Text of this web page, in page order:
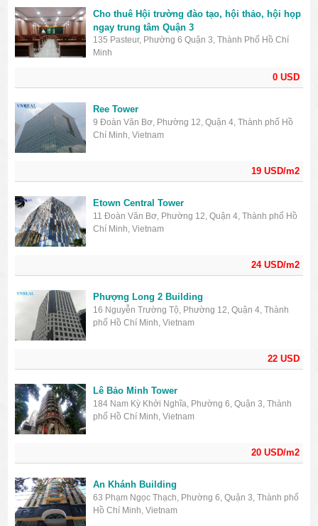
0 USD
Cho thuê Hội trường đào tạo, hội thảo, hội họp
ngay trung tâm Quận 3
135 Pasteur, Phường 6 Quận 3, Thành Phố Hồ Chí
Minh
19 USD/m2
Ree Tower
9 Đoàn Văn Bơ, Phường 12, Quận 4, Thành phố Hồ
Chí Minh, Vietnam
24 USD/m2
Etown Central Tower
11 Đoàn Văn Bơ, Phường 12, Quận 4, Thành phố Hồ
Chí Minh, Vietnam
22 USD
Phượng Long 2 Building
16 Nguyễn Trường Tộ, Phường 12, Quận 4, Thành
phố Hồ Chí Minh, Vietnam
20 USD/m2
Lê Bảo Minh Tower
184 Nam Kỳ Khởi Nghĩa, Phường 6, Quận 3, Thành
phố Hồ Chí Minh, Vietnam
An Khánh Building
63 Phạm Ngọc Thạch, Phường 6, Quận 3, Thành phố
Hồ Chí Minh, Vietnam